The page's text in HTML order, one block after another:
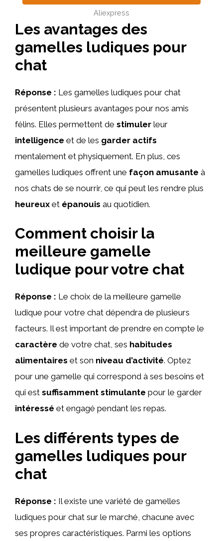
Aliexpress
Les avantages des
gamelles ludiques pour
chat
Réponse : Les gamelles ludiques pour chat
présentent plusieurs avantages pour nos amis
félins. Elles permettent de stimuler leur
intelligence et de les garder actifs
mentalement et physiquement. En plus, ces
gamelles ludiques offrent une façon amusante à
nos chats de se nourrir, ce qui peut les rendre plus
heureux et épanouis au quotidien.
Comment choisir la
meilleure gamelle
ludique pour votre chat
Réponse : Le choix de la meilleure gamelle
ludique pour votre chat dépendra de plusieurs
facteurs. Il est important de prendre en compte le
caractère de votre chat, ses habitudes
alimentaires et son niveau d’activité. Optez
pour une gamelle qui correspond à ses besoins et
qui est suffisamment stimulante pour le garder
intéressé et engagé pendant les repas.
Les différents types de
gamelles ludiques pour
chat
Réponse : Il existe une variété de gamelles
ludiques pour chat sur le marché, chacune avec
ses propres caractéristiques. Parmi les options